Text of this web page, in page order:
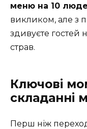
меню на 10
викликом, але з
здивуєте
страв.
Ключові
складанні
Перш ніж